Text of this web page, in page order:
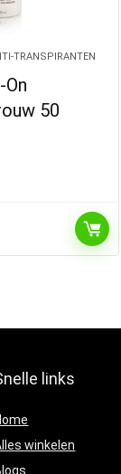
TRANSPIRANTEN
50
links
winkelen